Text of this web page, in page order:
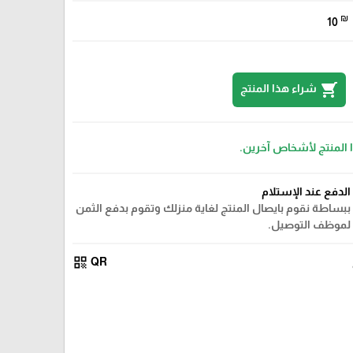
10 ₪
shopping_cart شراء هذا المنتج
المنتج لأشخاص آخرين.
الدفع عند الإستلام
ببساطة نقوم بايصال المنتج لغاية منزلك وتقوم بدفع الثمن
لموظف التوصيل.
QR
qr_code